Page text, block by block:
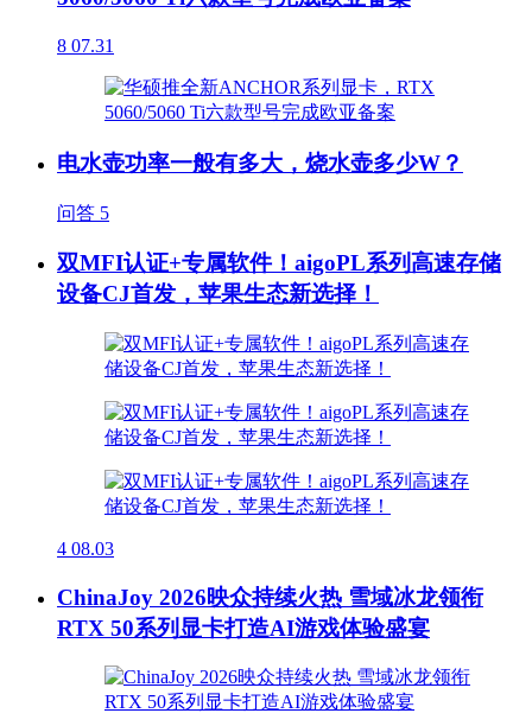
8 07.31
电水壶功率一般有多大，烧水壶多少W？
问答 5
双MFI认证+专属软件！aigoPL系列高速存储
设备CJ首发，苹果生态新选择！
4 08.03
ChinaJoy 2026映众持续火热 雪域冰龙领衔
RTX 50系列显卡打造AI游戏体验盛宴